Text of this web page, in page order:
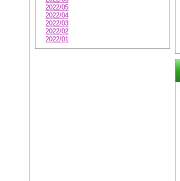
2022/05
2022/04
2022/03
2022/02
2022/01